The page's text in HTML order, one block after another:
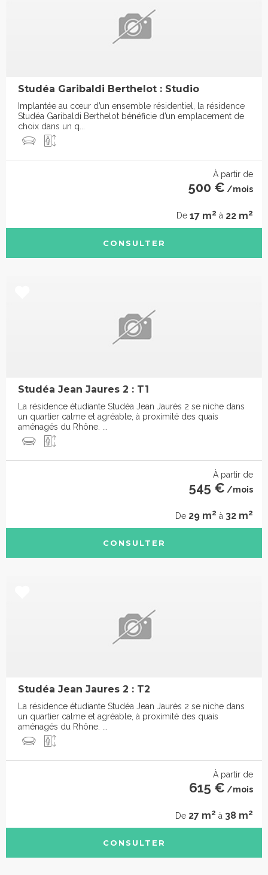
Studéa Garibaldi Berthelot : Studio
Implantée au cœur d’un ensemble résidentiel, la résidence
Studéa Garibaldi Berthelot bénéficie d’un emplacement de
choix dans un q...
À partir de
500 € /mois
De 17 m2 à 22 m2
CONSULTER
Studéa Jean Jaures 2 : T1
La résidence étudiante Studéa Jean Jaurès 2 se niche dans
un quartier calme et agréable, à proximité des quais
aménagés du Rhône. ...
À partir de
545 € /mois
De 29 m2 à 32 m2
CONSULTER
Studéa Jean Jaures 2 : T2
La résidence étudiante Studéa Jean Jaurès 2 se niche dans
un quartier calme et agréable, à proximité des quais
aménagés du Rhône. ...
À partir de
615 € /mois
De 27 m2 à 38 m2
CONSULTER